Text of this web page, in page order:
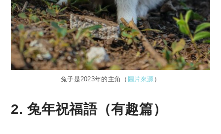
兔子是2023年的主角（ 圖片來源 ）
2. 兔年祝福語（有趣篇）